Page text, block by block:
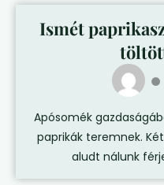
Ismét
Apósomék
paprikák teremnek.
aludt nálunk